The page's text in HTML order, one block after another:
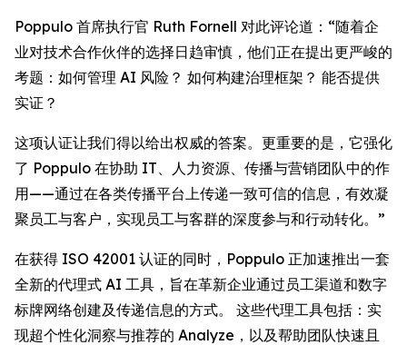
Poppulo 首席执行官 Ruth Fornell 对此评论道：“随着企
业对技术合作伙伴的选择日趋审慎，他们正在提出更严峻的
考题：如何管理 AI 风险？ 如何构建治理框架？ 能否提供
实证？
这项认证让我们得以给出权威的答案。更重要的是，它强化
了 Poppulo 在协助 IT、人力资源、传播与营销团队中的作
用——通过在各类传播平台上传递一致可信的信息，有效凝
聚员工与客户，实现员工与客群的深度参与和行动转化。”
在获得 ISO 42001 认证的同时，Poppulo 正加速推出一套
全新的代理式 AI 工具，旨在革新企业通过员工渠道和数字
标牌网络创建及传递信息的方式。 这些代理工具包括：实
现超个性化洞察与推荐的 Analyze ，以及帮助团队快速且